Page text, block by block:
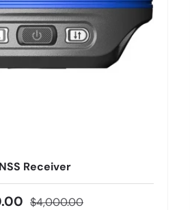
Receiver
Precio normal
$4,000.00